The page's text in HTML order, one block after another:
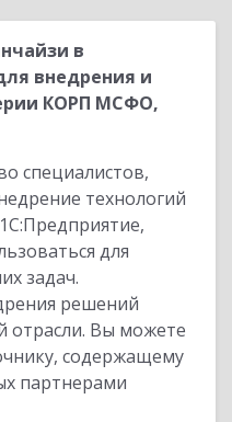
в
внедрения и
КОРП МСФО,
специалистов,
технологий
для
задач.
решений
отрасли. Вы можете
содержащему
партнерами